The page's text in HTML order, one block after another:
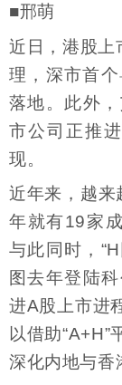
■邢萌
近日，港股上
理，深市首
落地。此外
市公司正推
现。
近年来，越来
年就有19家
与此同时，
图去年登陆
进A股上市进
以借助“A+H”
深化内地与香